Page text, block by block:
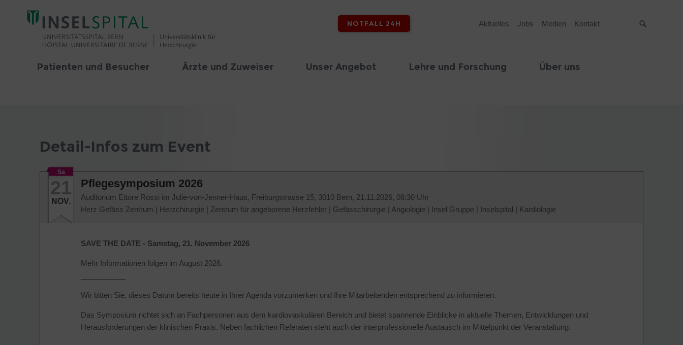
NOTFALL 24H Aktuelles Jobs Medien Kontakt
Patienten und Besucher Ärzte und Zuweiser Unser Angebot Lehre und Forschung Über uns
Detail-Infos zum Event
Sa
21
NOV.
Pflegesymposium 2026
Auditorium Ettore Rossi im Julie-von-Jenner-Haus, Freiburgstrasse 15, 3010 Bern, 21.11.2026, 08:30 Uhr
Herz Gefäss Zentrum | Herzchirurgie | Zentrum für angeborene Herzfehler | Gefässchirurgie | Angiologie | Insel Gruppe | Inselspital | Kardiologie
SAVE THE DATE - Samstag, 21. November 2026
Mehr Informationen folgen im August 2026.
Wir bitten Sie, dieses Datum bereits heute in Ihrer Agenda vorzumerken und Ihre Mitarbeitenden entsprechend zu informieren.
Das Symposium richtet sich an Fachpersonen aus dem kardiovaskulären Bereich und bietet spannende Einblicke in aktuelle Themen, Entwicklungen und
Herausforderungen der klinischen Praxis. Neben fachlichen Referaten steht auch der interprofessionelle Austausch im Mittelpunkt der Veranstaltung.